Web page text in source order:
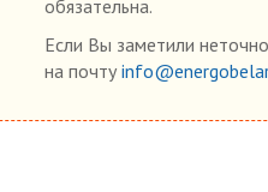
обязательна.
Если Вы заметили
на почту